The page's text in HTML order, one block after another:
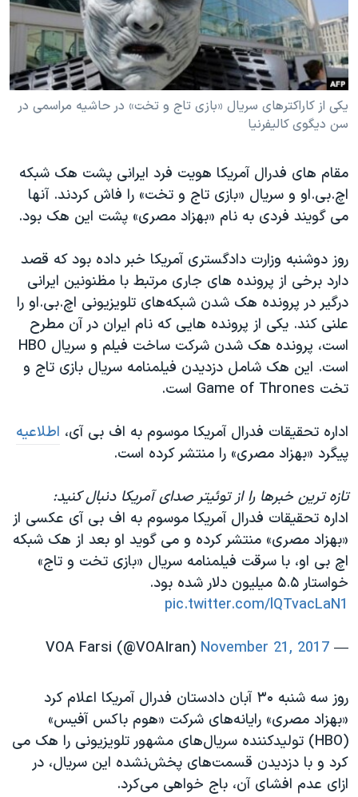
فرهنگ و زندگی
حقوق شهروندی
اقتصادی
علم و فناوری
اسرائیل در جنگ
آرشیو پخش زنده
مستندها
انتخابات ریاست جمهوری آمریکا ۲۰۲۴
حمله جمهوری اسلامی به اسرائیل
رمز مهسا
ورزش زنان در ایران
مجموعه مستندهای دادخواهی
تریبونال مردمی آبان ۹۸
چهل سال گروگان‌گیری
قانون شفافیت دارائی کادر رهبری ایران
اعتراضات مردمی آبان ۹۸
اسرائیل در جنگ
نرگس محمدی برنده جایزه نوبل صلح
صفحه‌های ویژه
دنبال کنید
زبانهای مختلف
یکی از کاراکترهای سریال «بازی تاج و تخت» در حاشیه مراسمی در
سن دیگوی کالیفرنیا
مقام های فدرال آمریکا هویت فرد ایرانی پشت هک شبکه
اچ.بی.او و سریال «بازی تاج و تخت» را فاش کردند. آنها
می گویند فردی به نام «بهزاد مصری» پشت این هک بود.
روز دوشنبه وزارت دادگستری آمریکا خبر داده بود که قصد
دارد برخی از پرونده های جاری مرتبط با مظنونین ایرانی
درگیر در پرونده هک شدن شبکه‌های تلویزیونی اچ.بی.او را
علنی کند. یکی از پرونده هایی که نام ایران در آن مطرح
است، پرونده هک شدن شرکت ساخت فیلم‌ و سریال HBO
است. این هک شامل دزدیدن فیلمنامه سریال بازی تاج و
تخت Game of Thrones است.
اداره تحقیقات فدرال آمریکا موسوم به اف بی آی، اطلاعیه
پیگرد «بهزاد مصری» را منتشر کرده است.
تازه ترین خبرها را از توئیتر صدای آمریکا دنبال کنید:
اداره تحقیقات فدرال آمریکا موسوم به اف بی آی عکسی از
«بهزاد مصری» منتشر کرده و می گوید او بعد از هک شبکه
اچ بی او، با سرقت فیلمنامه سریال «بازی تخت و تاج»
خواستار ۵.۵ میلیون دلار شده بود.
pic.twitter.com/lQTvacLaN1
— VOA Farsi (@VOAIran)
November 21, 2017
روز سه شنبه ۳۰ آبان دادستان فدرال آمریکا اعلام کرد
«بهزاد مصری» رایانه‌های شرکت «هوم باکس آفیس»
(HBO) تولیدکننده سریال‌های مشهور تلویزیونی را هک می
کرد و با دزدیدن قسمت‌های پخش‌نشده این سریال، در
ازای عدم افشای آن، با‌ج خواهی می‌کرد.